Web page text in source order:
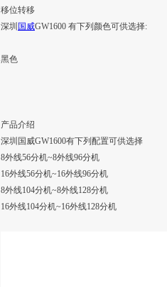
移位转移
深圳 国威GW1600 有下列颜色可供选择:
黑色
产品介绍
深圳国威GW1600有下列配置可供选择
8外线56分机~8外线96分机
16外线56分机~16外线96分机
8外线104分机~8外线128分机
16外线104分机~16外线128分机